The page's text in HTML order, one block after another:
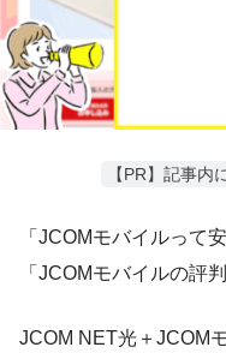
【PR】記事内
「JCOMモバイルって
「JCOMモバイルの評判
JCOM NET光＋JCOM